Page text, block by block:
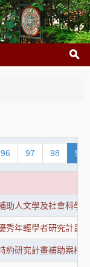
96 97 98 99
助人文學及社會科
秀年輕學者研究計
約研究計畫補助案相